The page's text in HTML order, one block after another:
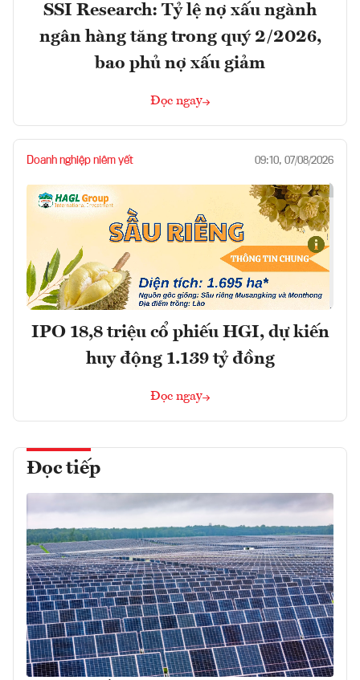
SSI Research: Tỷ lệ nợ xấu ngành
ngân hàng tăng trong quý 2/2026,
bao phủ nợ xấu giảm
Đọc ngay
Doanh nghiệp niêm yết 09:10, 07/08/2026
IPO 18,8 triệu cổ phiếu HGI, dự kiến
huy động 1.139 tỷ đồng
Đọc ngay
Đọc tiếp